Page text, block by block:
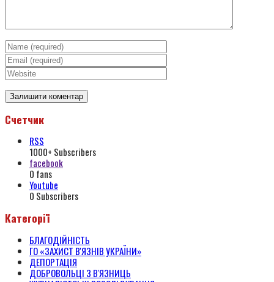
Счетчик
RSS
1000+ Subscribers
facebook
0 fans
Youtube
0 Subscribers
Категорії
БЛАГОДІЙНІСТЬ
ГО «ЗАХИСТ В'ЯЗНІВ УКРАЇНИ»
ДЕПОРТАЦІЯ
ДОБРОВОЛЬЦІ З В'ЯЗНИЦЬ